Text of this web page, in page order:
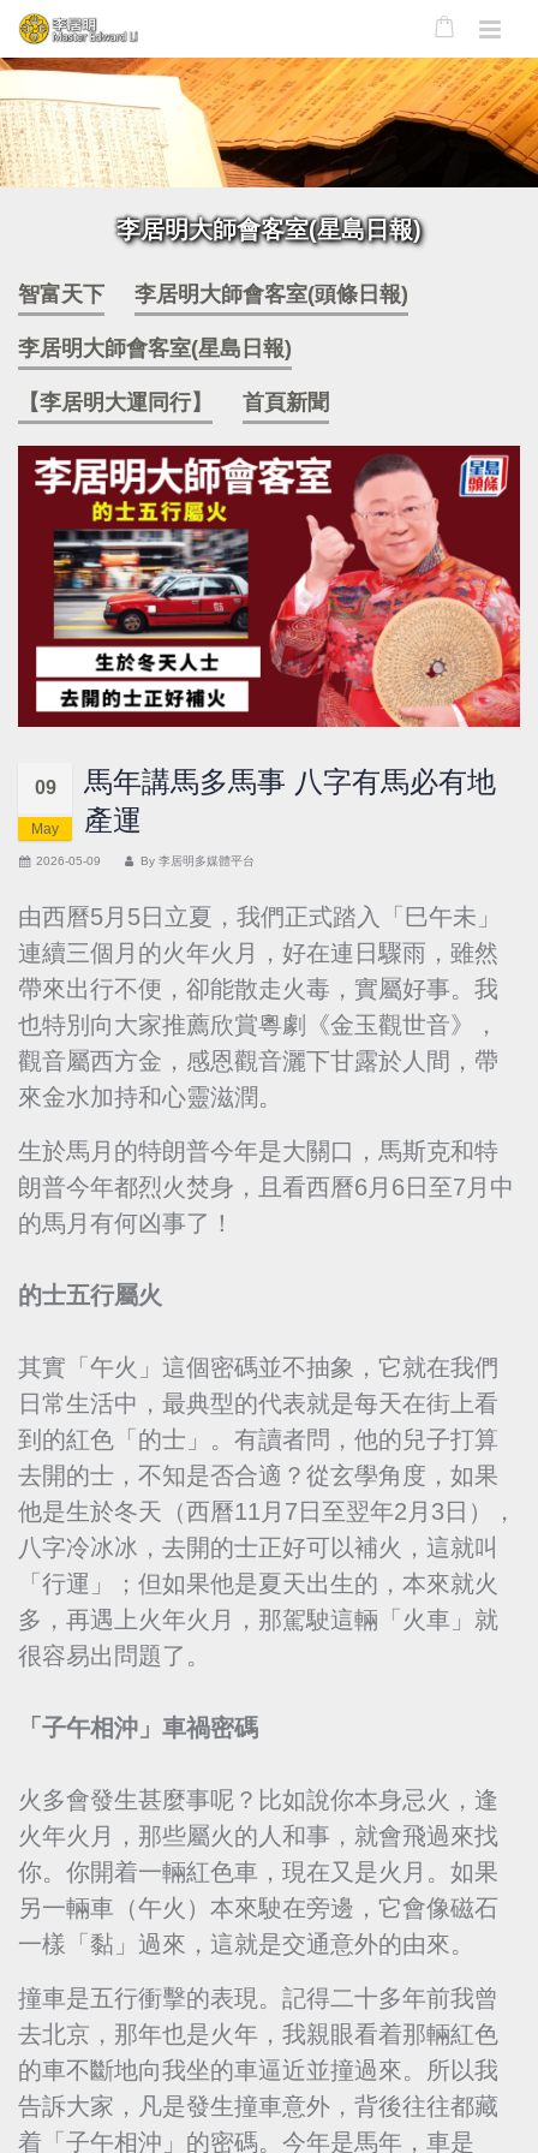
李居明大師會客室(星島日報)
智富天下 李居明大師會客室(頭條日報)
李居明大師會客室(星島日報)
【李居明大運同行】 首頁新聞
09
May
馬年講馬多馬事 八字有馬必有地
產運
2026-05-09 By 李居明多媒體平台
由西曆5月5日立夏，我們正式踏入「巳午未」
連續三個月的火年火月，好在連日驟雨，雖然
帶來出行不便，卻能散走火毒，實屬好事。我
也特別向大家推薦欣賞粵劇《金玉觀世音》，
觀音屬西方金，感恩觀音灑下甘露於人間，帶
來金水加持和心靈滋潤。
生於馬月的特朗普今年是大關口，馬斯克和特
朗普今年都烈火焚身，且看西曆6月6日至7月中
的馬月有何凶事了！
的士五行屬火
其實「午火」這個密碼並不抽象，它就在我們
日常生活中，最典型的代表就是每天在街上看
到的紅色「的士」。有讀者問，他的兒子打算
去開的士，不知是否合適？從玄學角度，如果
他是生於冬天（西曆11月7日至翌年2月3日），
八字冷冰冰，去開的士正好可以補火，這就叫
「行運」；但如果他是夏天出生的，本來就火
多，再遇上火年火月，那駕駛這輛「火車」就
很容易出問題了。
「子午相沖」車禍密碼
火多會發生甚麼事呢？比如說你本身忌火，逢
火年火月，那些屬火的人和事，就會飛過來找
你。你開着一輛紅色車，現在又是火月。如果
另一輛車（午火）本來駛在旁邊，它會像磁石
一樣「黏」過來，這就是交通意外的由來。
撞車是五行衝擊的表現。記得二十多年前我曾
去北京，那年也是火年，我親眼看着那輛紅色
的車不斷地向我坐的車逼近並撞過來。所以我
告訴大家，凡是發生撞車意外，背後往往都藏
着「子午相沖」的密碼。今年是馬年，車是